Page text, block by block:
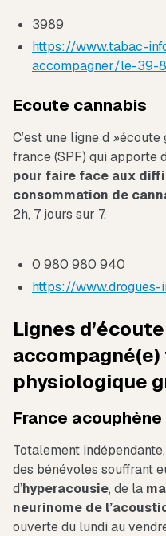
3989
https://www.tabac-
accompagner/le-39-
Ecoute cannabis
C’est une ligne d
france (SPF) qui apporte
pour faire face aux
consommation de
2h, 7 jours sur 7.
0 980 980 940
https://
Lignes
physiologique
France acouphène
Totalement
des bénévoles souffrant
d’hyperacousie, de la
neurinome de
ouverte du lundi au